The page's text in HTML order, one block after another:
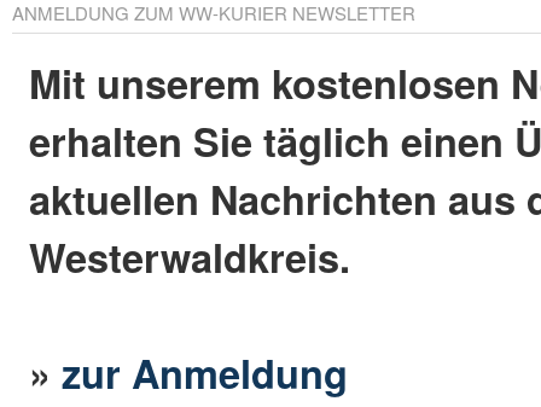
ANMELDUNG ZUM WW-KURIER NEWSLETTER
Mit unserem kostenlosen
erhalten Sie täglich einen
aktuellen Nachrichten aus
Westerwaldkreis.
»zur Anmeldung